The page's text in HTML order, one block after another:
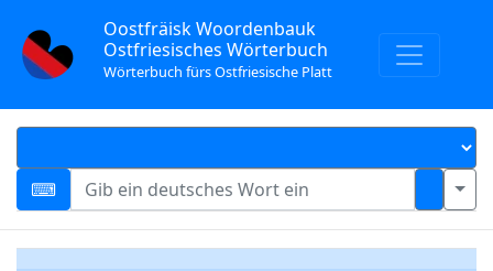
Oostfräisk Woordenbauk
Ostfriesisches Wörterbuch
Wörterbuch fürs Ostfriesische Platt